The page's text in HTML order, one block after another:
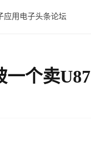
应用 电子头条论坛
一个卖U87